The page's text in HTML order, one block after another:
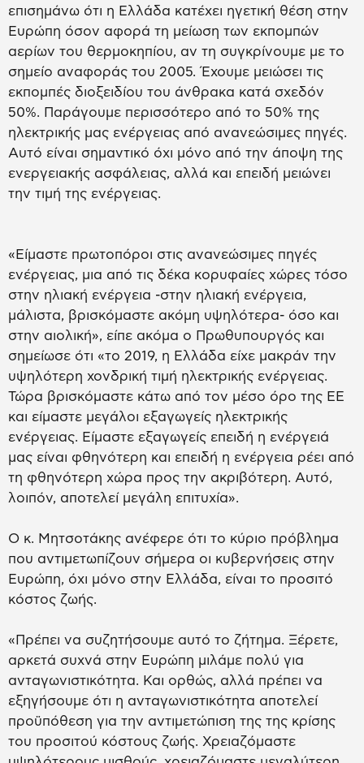
επισημάνω ότι η Ελλάδα κατέχει ηγετική θέση στην
Ευρώπη όσον αφορά τη μείωση των εκπομπών
αερίων του θερμοκηπίου, αν τη συγκρίνουμε με το
σημείο αναφοράς του 2005. Έχουμε μειώσει τις
εκπομπές διοξειδίου του άνθρακα κατά σχεδόν
50%. Παράγουμε περισσότερο από το 50% της
ηλεκτρικής μας ενέργειας από ανανεώσιμες πηγές.
Αυτό είναι σημαντικό όχι μόνο από την άποψη της
ενεργειακής ασφάλειας, αλλά και επειδή μειώνει
την τιμή της ενέργειας.
«Είμαστε πρωτοπόροι στις ανανεώσιμες πηγές
ενέργειας, μια από τις δέκα κορυφαίες χώρες τόσο
στην ηλιακή ενέργεια -στην ηλιακή ενέργεια,
μάλιστα, βρισκόμαστε ακόμη υψηλότερα- όσο και
στην αιολική», είπε ακόμα ο Πρωθυπουργός και
σημείωσε ότι «το 2019, η Ελλάδα είχε μακράν την
υψηλότερη χονδρική τιμή ηλεκτρικής ενέργειας.
Τώρα βρισκόμαστε κάτω από τον μέσο όρο της ΕΕ
και είμαστε μεγάλοι εξαγωγείς ηλεκτρικής
ενέργειας. Είμαστε εξαγωγείς επειδή η ενέργειά
μας είναι φθηνότερη και επειδή η ενέργεια ρέει από
τη φθηνότερη χώρα προς την ακριβότερη. Αυτό,
λοιπόν, αποτελεί μεγάλη επιτυχία».
Ο κ. Μητσοτάκης ανέφερε ότι το κύριο πρόβλημα
που αντιμετωπίζουν σήμερα οι κυβερνήσεις στην
Ευρώπη, όχι μόνο στην Ελλάδα, είναι το προσιτό
κόστος ζωής.
«Πρέπει να συζητήσουμε αυτό το ζήτημα. Ξέρετε,
αρκετά συχνά στην Ευρώπη μιλάμε πολύ για
ανταγωνιστικότητα. Και ορθώς, αλλά πρέπει να
εξηγήσουμε ότι η ανταγωνιστικότητα αποτελεί
προϋπόθεση για την αντιμετώπιση της της κρίσης
του προσιτού κόστους ζωής. Χρειαζόμαστε